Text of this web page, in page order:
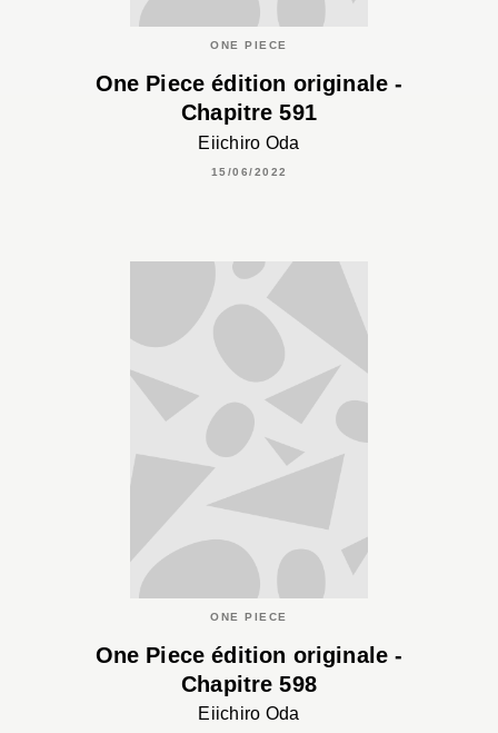
ONE PIECE
One Piece édition originale -
Chapitre 591
Eiichiro Oda
15/06/2022
ONE PIECE
One Piece édition originale -
Chapitre 598
Eiichiro Oda